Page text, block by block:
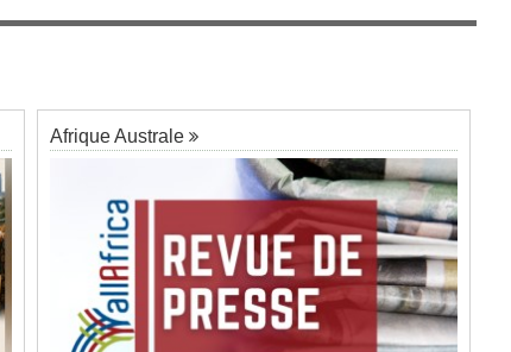
Afrique Australe
7
du PIB après l'émission d'un euro-obligataire de